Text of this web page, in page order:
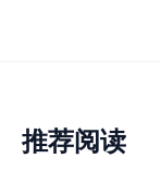
推荐阅读